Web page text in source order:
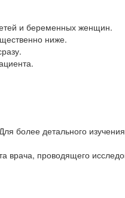
и беременных женщин.
ниже.
более детального изучения
врача, проводящего